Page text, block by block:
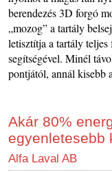
berendezés 3D forgó
„mozog” a tartály
letisztítja a tartály
segítségével. Minél
pontjától, annál kisebb
Akár 80%
egyenletesebb
Alfa Laval AB